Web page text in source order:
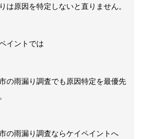
は原因を特定しないと直りません。
イントでは
の雨漏り調査でも原因特定を最優先
の雨漏り調査ならケイペイントへ